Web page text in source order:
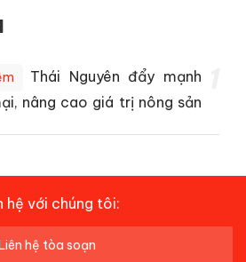
Thái Nguyên đẩy mạnh
nâng cao giá trị nông sản
hệ với chúng tôi:
hệ tòa soạn